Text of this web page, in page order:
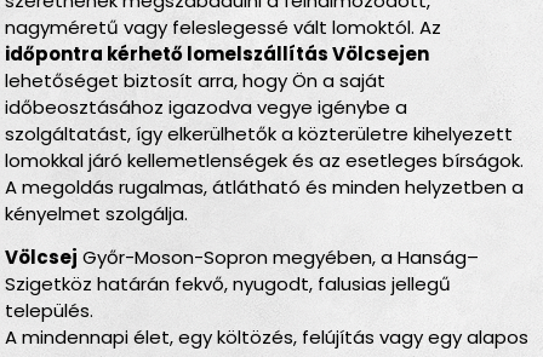
nagyméretű vagy feleslegessé vált lomoktól. Az
időpontra kérhető lomelszállítás Völcsejen
lehetőséget biztosít arra, hogy Ön a saját
időbeosztásához igazodva vegye igénybe a
szolgáltatást, így elkerülhetők a közterületre kihelyezett
lomokkal járó kellemetlenségek és az esetleges bírságok.
A megoldás rugalmas, átlátható és minden helyzetben a
kényelmet szolgálja.
Völcsej Győr-Moson-Sopron megyében, a Hanság–
Szigetköz határán fekvő, nyugodt, falusias jellegű
település.
A mindennapi élet, egy költözés, felújítás vagy egy alapos